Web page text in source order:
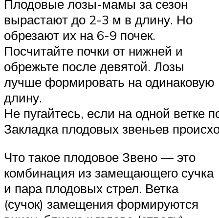
Плодовые лозы-мамы за сезон
вырастают до 2-3 м в длину. Но
обрезают их на 6-9 почек.
Посчитайте почки от нижней и
обрежьте после девятой. Лозы
лучше формировать на одинаковую
длину.
Не пугайтесь, если на одной ветке
Закладка плодовых звеньев
Что такое плодовое Звено — это
комбинация из замещающего сучка
и пара плодовых стрел. Ветка
(сучок) замещения формируются